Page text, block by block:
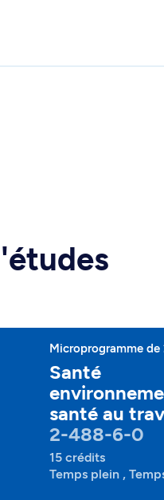
Microprogramme de
Santé
santé au
2-488-6-0
15 crédits
Temps plein ,